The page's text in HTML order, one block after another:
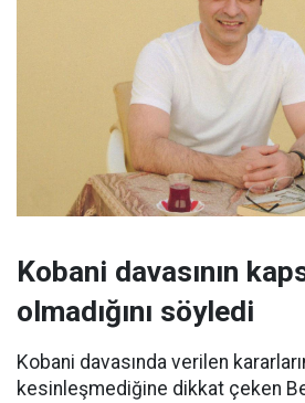
Kobani davasının
olmadığını söyledi
Kobani davasında verilen
kesinleşmediğine dikkat çeken